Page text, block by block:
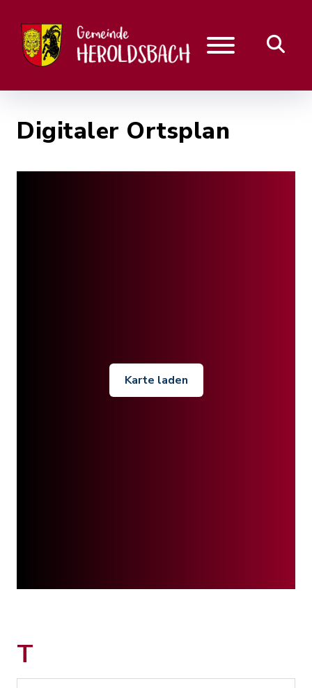
Digitaler Ortsplan
Karte laden
T